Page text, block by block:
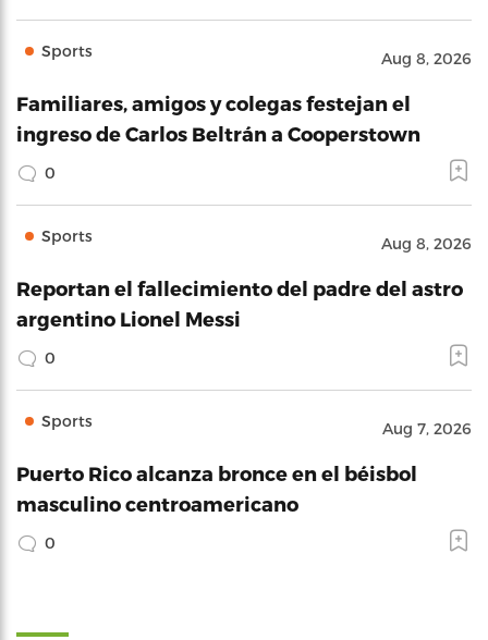
Sports Aug 8, 2026
Familiares, amigos y colegas festejan el
ingreso de Carlos Beltrán a Cooperstown
0
Sports Aug 8, 2026
Reportan el fallecimiento del padre del astro
argentino Lionel Messi
0
Sports Aug 7, 2026
Puerto Rico alcanza bronce en el béisbol
masculino centroamericano
0